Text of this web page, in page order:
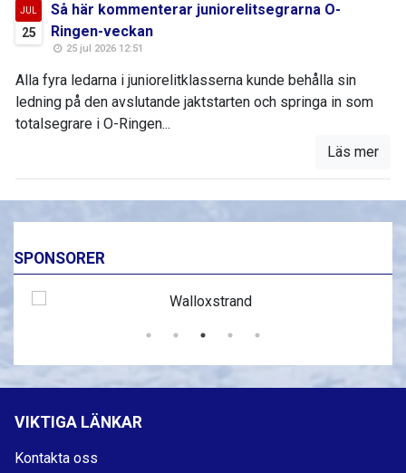
JUL
25
Så här kommenterar juniorelitsegrarna O-
Ringen-veckan
25 jul 2026 12:51
Alla fyra ledarna i juniorelitklasserna kunde behålla sin
ledning på den avslutande jaktstarten och springa in som
totalsegrare i O-Ringen...
Läs mer
SPONSORER
VIKTIGA LÄNKAR
Kontakta oss